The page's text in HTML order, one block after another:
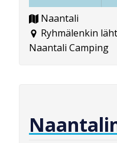
Naantali
Ryhmälenkin
Naantali Camping